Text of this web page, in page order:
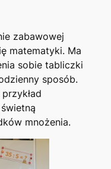
zabawowej
matematyki. Ma
sobie tabliczki
sposób.
mnożenia.